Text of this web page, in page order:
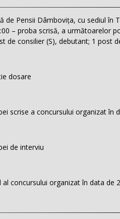
de Pensii Dâmbovița, cu sediul în
– proba scrisă, a următoarelor
de consilier (S), debutant; 1 post
dosare
scrise a concursului organizat în
de interviu
concursului organizat în data de